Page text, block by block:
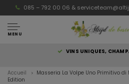
085 – 792 00 06 &
MENU
VINS UNIQUES,
Accueil
Masseria La Volpe Uno Primitivo
Edition